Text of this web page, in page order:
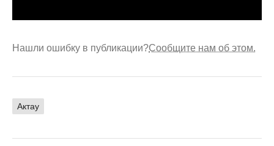
Нашли ошибку в публикации?Сообщите нам об этом.
Актау